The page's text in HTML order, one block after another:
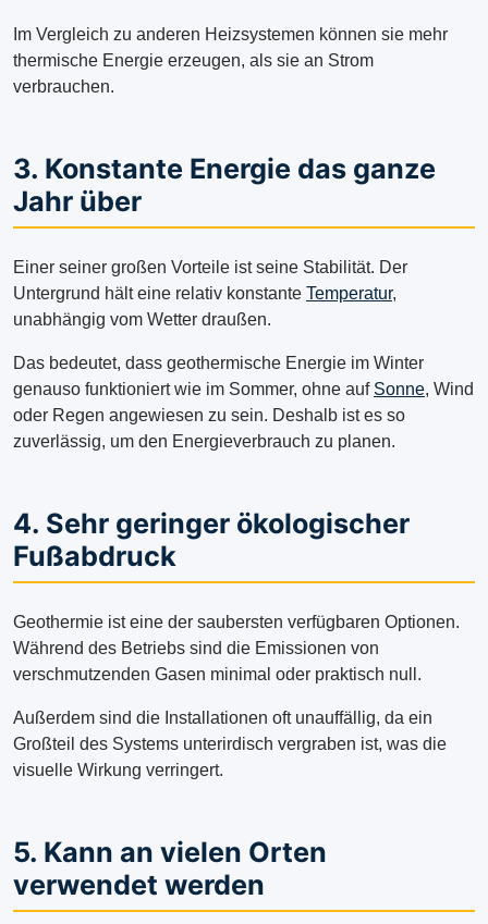
Im Vergleich zu anderen Heizsystemen können sie mehr
thermische Energie erzeugen, als sie an Strom
verbrauchen.
3. Konstante Energie das ganze
Jahr über
Einer seiner großen Vorteile ist seine Stabilität. Der
Untergrund hält eine relativ konstante Temperatur,
unabhängig vom Wetter draußen.
Das bedeutet, dass geothermische Energie im Winter
genauso funktioniert wie im Sommer, ohne auf Sonne, Wind
oder Regen angewiesen zu sein. Deshalb ist es so
zuverlässig, um den Energieverbrauch zu planen.
4. Sehr geringer ökologischer
Fußabdruck
Geothermie ist eine der saubersten verfügbaren Optionen.
Während des Betriebs sind die Emissionen von
verschmutzenden Gasen minimal oder praktisch null.
Außerdem sind die Installationen oft unauffällig, da ein
Großteil des Systems unterirdisch vergraben ist, was die
visuelle Wirkung verringert.
5. Kann an vielen Orten
verwendet werden